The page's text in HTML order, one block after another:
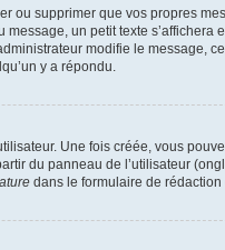
ou supprimer que vos propres
un petit texte
modifie le
y a répondu.
Une fois créée, vous
du panneau de l’utilisateur
dans le formulaire de